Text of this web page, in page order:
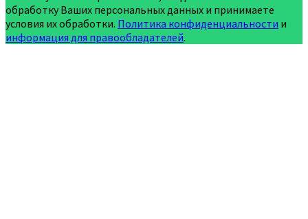
обработку Ваших персональных данных и принимаете
условия их обработки. Политика конфиденциальности и
информация для правообладателей.